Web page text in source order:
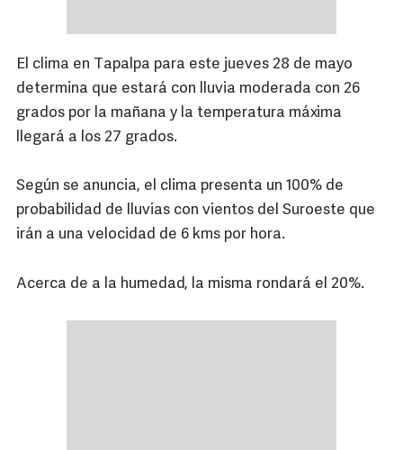
El clima en Tapalpa para este jueves 28 de mayo
determina que estará con lluvia moderada con 26
grados por la mañana y la temperatura máxima
llegará a los 27 grados.
Según se anuncia, el clima presenta un 100% de
probabilidad de lluvias con vientos del Suroeste que
irán a una velocidad de 6 kms por hora.
Acerca de a la humedad, la misma rondará el 20%.